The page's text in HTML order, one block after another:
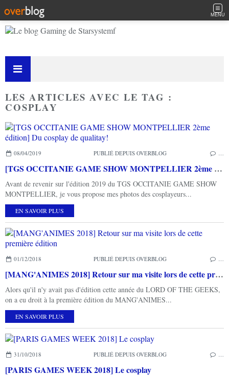
MENU
LES ARTICLES AVEC LE TAG :
COSPLAY
08/04/2019 PUBLIÉ DEPUIS OVERBLOG
[TGS OCCITANIE GAME SHOW MONTPELLIER 2ème édition] Du cosplay de qualitay!
Avant de revenir sur l'édition 2019 du TGS OCCITANIE GAME SHOW
MONTPELLIER, je vous propose mes photos des cosplayeurs...
EN SAVOIR PLUS
01/12/2018 PUBLIÉ DEPUIS OVERBLOG
[MANG'ANIMES 2018] Retour sur ma visite lors de cette première édition
Alors qu'il n'y avait pas d'édition cette année du LORD OF THE GEEKS,
on a eu droit à la première édition du MANG'ANIMES...
EN SAVOIR PLUS
31/10/2018 PUBLIÉ DEPUIS OVERBLOG
[PARIS GAMES WEEK 2018] Le cosplay